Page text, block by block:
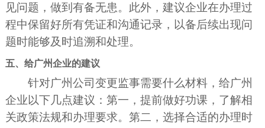
见问题，做到有备无患。此外，建议企业在办理过
程中保留好所有凭证和沟通记录，以备后续出现问
题时能够及时追溯和处理。
五、给广州企业的建议
针对广州公司变更监事需要什么材料，给广州
企业以下几点建议：第一，提前做好功课，了解相
关政策法规和办理要求。第二，选择合适的办理时